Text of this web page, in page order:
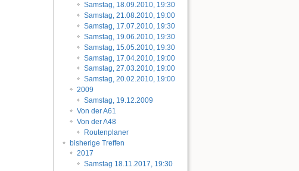
Samstag, 18.09.2010, 19:30
Samstag, 21.08.2010, 19:00
Samstag, 17.07.2010, 19:30
Samstag, 19.06.2010, 19:30
Samstag, 15.05.2010, 19:30
Samstag, 17.04.2010, 19:00
Samstag, 27.03.2010, 19:00
Samstag, 20.02.2010, 19:00
2009
Samstag, 19.12.2009
Von der A61
Von der A48
Routenplaner
bisherige Treffen
2017
Samstag 18.11.2017, 19:30